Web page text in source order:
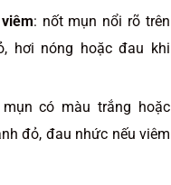
: nốt mụn nổi rõ trên
hơi nóng hoặc đau khi
có màu trắng hoặc
đỏ, đau nhức nếu viêm